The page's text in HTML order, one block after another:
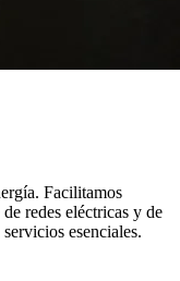
industriales.
de amenazas en
críticas.